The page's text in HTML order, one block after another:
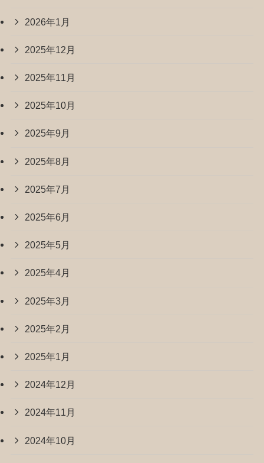
2026年1月
2025年12月
2025年11月
2025年10月
2025年9月
2025年8月
2025年7月
2025年6月
2025年5月
2025年4月
2025年3月
2025年2月
2025年1月
2024年12月
2024年11月
2024年10月